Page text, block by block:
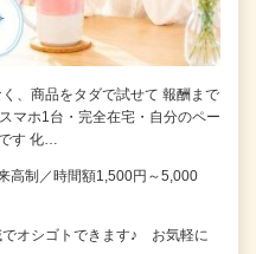
、商品をタダで試せて 報酬まで
マホ1台・完全在宅・自分のペー
す 化…
高制／時間額1,500円～5,000
オシゴトできます♪ お気軽に